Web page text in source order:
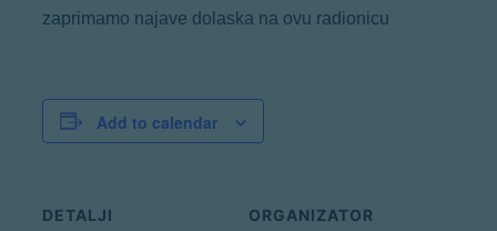
zaprimamo najave dolaska na ovu radionicu
Add to calendar
DETALJI ORGANIZATOR